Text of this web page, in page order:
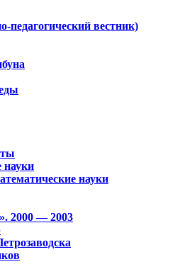
вестник)
науки
науки
2000 — 2003